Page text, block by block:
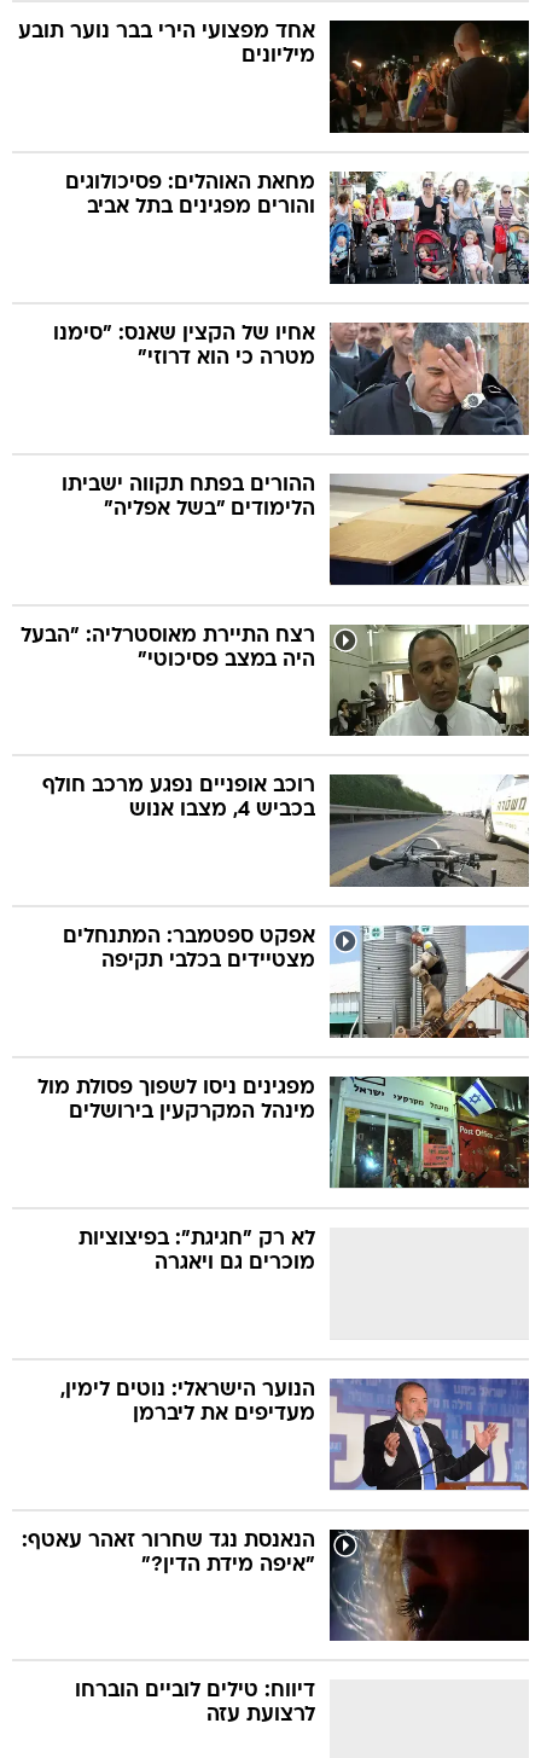
אחד מפצועי הירי בבר נוער תובע
מיליונים
מחאת האוהלים: פסיכולוגים
והורים מפגינים בתל אביב
אחיו של הקצין שאנס: "סימנו
מטרה כי הוא דרוזי"
ההורים בפתח תקווה ישביתו
הלימודים "בשל אפליה"
רצח התיירת מאוסטרליה: "הבעל
היה במצב פסיכוטי"
רוכב אופניים נפגע מרכב חולף
בכביש 4, מצבו אנוש
אפקט ספטמבר: המתנחלים
מצטיידים בכלבי תקיפה
מפגינים ניסו לשפוך פסולת מול
מינהל המקרקעין בירושלים
לא רק "חגיגת": בפיצוציות
מוכרים גם ויאגרה
הנוער הישראלי: נוטים לימין,
מעדיפים את ליברמן
הנאנסת נגד שחרור זאהר עאטף:
"איפה מידת הדין?"
דיווח: טילים לוביים הוברחו
לרצועת עזה